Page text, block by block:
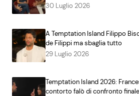
30 Luglio 2026
A Temptation Island Filippo
de Filippi ma sbaglia tutto
29 Luglio 2026
Temptation Island 2026:
contorto falò di confronto finale